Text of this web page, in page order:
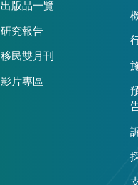
出版品一覽
研究報告
移民雙月刊
影片專區